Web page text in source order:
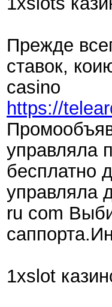
Прежде
ставок,
casino
https://
управляла
бесплатно
управляла
ru com
1xslot